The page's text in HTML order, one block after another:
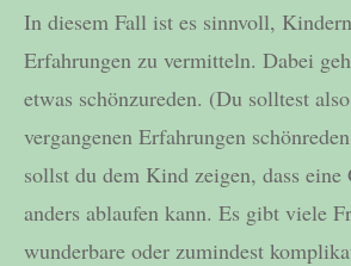
In diesem Fall ist es sinnvoll,
Erfahrungen zu vermitteln. Dabei
etwas schönzureden. (Du solltest
vergangenen Erfahrungen
sollst du dem Kind zeigen, dass eine
anders ablaufen kann. Es gibt viele
wunderbare oder zumindest